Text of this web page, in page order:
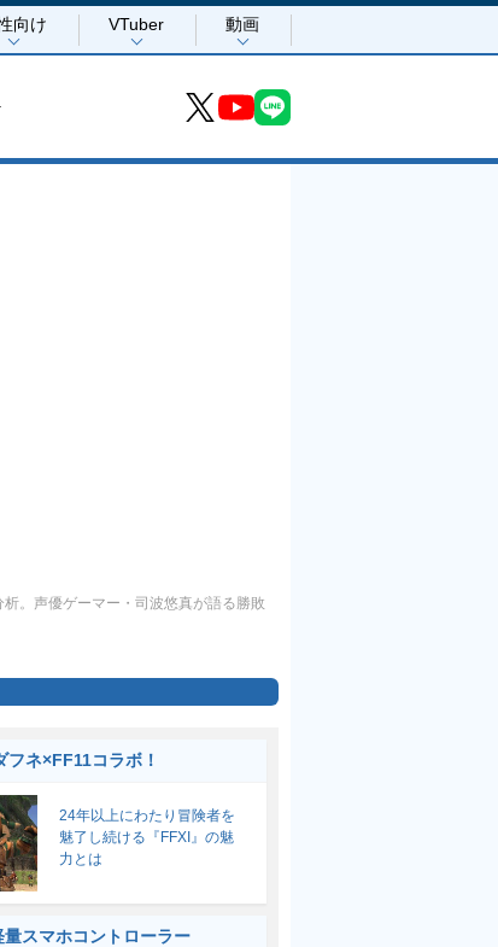
向け VTuber 動画
。声優ゲーマー・司波悠真が語る勝敗
フネ×FF11コラボ！
24年以上にわたり冒険者を
魅了し続ける『FFXI』の魅
力とは
スマホコントローラー